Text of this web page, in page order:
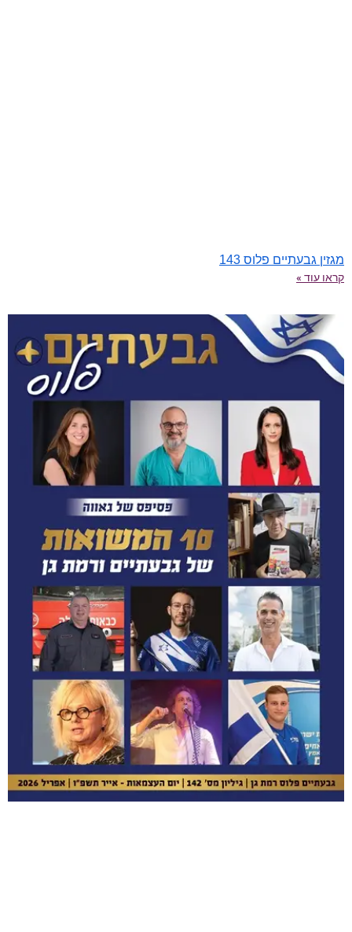
מגזין גבעתיים פלוס 143
קראו עוד »